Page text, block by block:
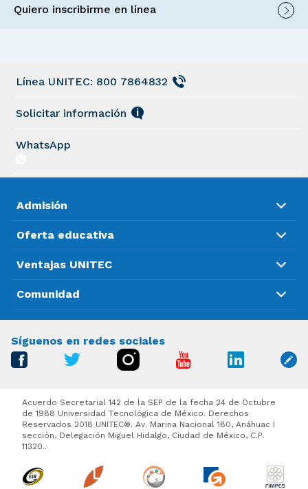
Quiero inscribirme en línea
Línea UNITEC: 800 7864832
Solicitar información
WhatsApp
Admisión
Oferta educativa
Ventajas UNITEC
Comunidad
Síguenos en redes sociales
Acuerdo Secretarial 142 de la SEP de la fecha 24 de Octubre
de 1988 Universidad Tecnológica de México. Derechos
Reservados 2018 UNITEC®. Av. Marina Nacional 180, Anáhuac I
sección, Delegación Miguel Hidalgo, Ciudad de México, C.P.
11320..